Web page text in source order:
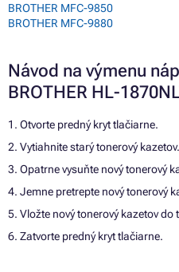
BROTHER MFC-9850
BROTHER MFC-9880
Návod na výmenu
BROTHER HL-
1. Otvorte predný kryt tlačiarne.
2. Vytiahnite starý tonerový kazetov.
3. Opatrne vysuňte nový tonerový
4. Jemne pretrepte nový tonerový
5. Vložte nový tonerový kazetov do
6. Zatvorte predný kryt tlačiarne.